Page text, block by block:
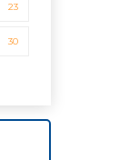
23
30